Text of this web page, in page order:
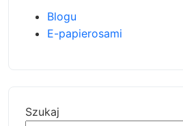
Blogu
E-papierosami
Szukaj